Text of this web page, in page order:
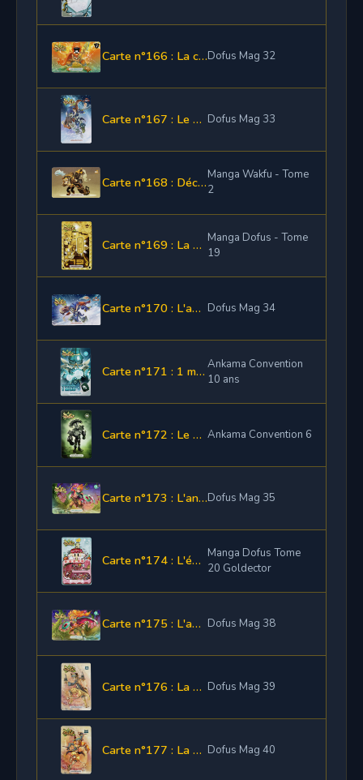
Carte n°166 : La cape et l'anneau DiplonoplieDofus Mag 32
Carte n°167 : Le bouclier et l'anneau Glagla Dofus Mag 33
Carte n°168 : Décoration Train-Train Justice (Wakfu)Manga Wakfu - Tome
2
Carte n°169 : La Panoplie Justoplie Manga Dofus - Tome
19
Carte n°170 : L'amulette et la cape Glagla Dofus Mag 34
Carte n°171 : 1 mois d'abonnement Dofus + Cadeau convention 10 ans Ankama Convention
10 ans
Carte n°172 : Le Casque d'Ombre Ankama Convention 6
Carte n°173 : L'anneau et le bouclier StroplanteDofus Mag 35
Carte n°174 : L'émote "Offrir un gâteau" Manga Dofus Tome
20 Goldector
Carte n°175 : L'amulette et la cape Stroplante Dofus Mag 38
Carte n°176 : La Koifwaïï et le Slipwaïï de la Panoplie Kawaï Dofus Mag 39
Carte n°177 : La Capewaïï et les Dagwaïï de la Panoplie Kawaï Dofus Mag 40